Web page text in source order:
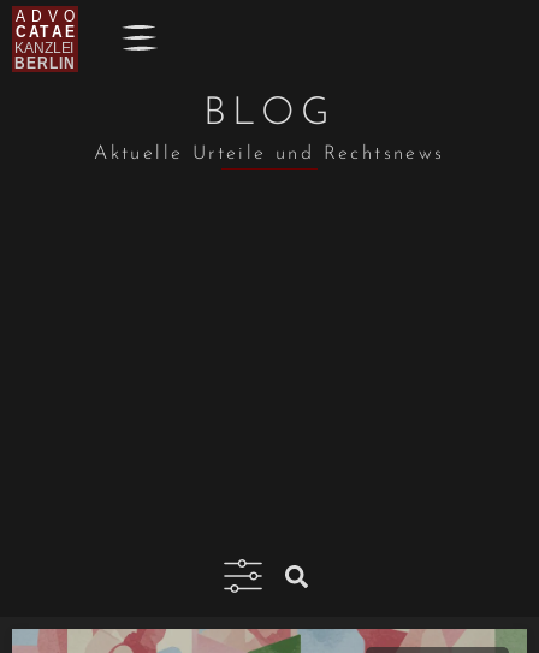
BLOG
Aktuelle Urteile und Rechtsnews